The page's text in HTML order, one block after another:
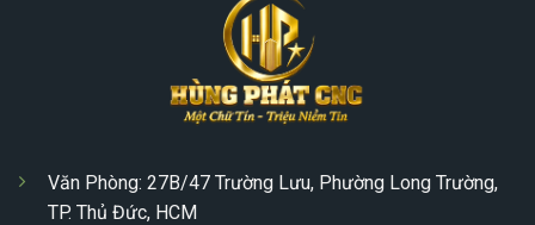
Văn Phòng: 27B/47 Trường Lưu, Phường Long Trường,
TP. Thủ Đức, HCM